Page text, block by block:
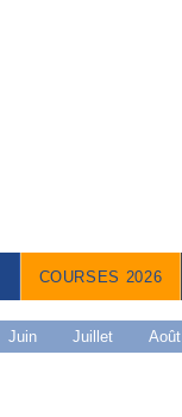
COURSES 2026
Juin Juillet Août